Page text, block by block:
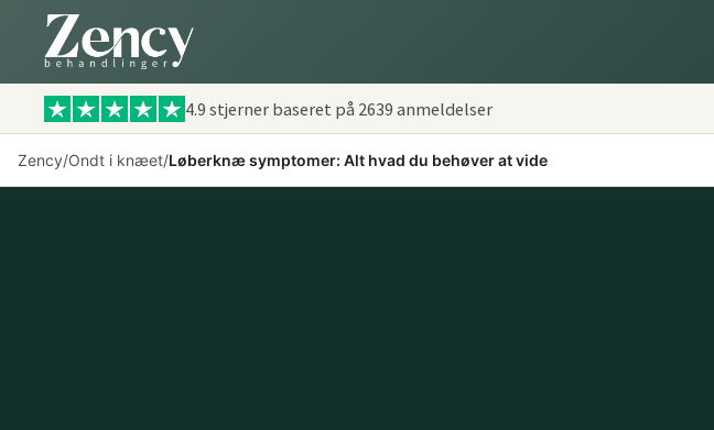
4.9 stjerner baseret på 2639 anmeldelser
Zency/Ondt i knæet/Løberknæ symptomer: Alt hvad du behøver at vide